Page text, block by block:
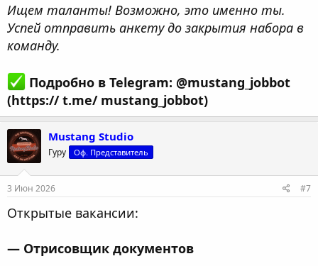
Ищем таланты! Возможно, это именно ты.
Успей отправить анкету до закрытия набора в
команду.
Подробно в Telegram: @mustang_jobbot
(https:// t.me/ mustang_jobbot)
Mustang Studio
Гуру Оф. Представитель
3 Июн 2026 #7
Открытые вакансии:
— Отрисовщик документов